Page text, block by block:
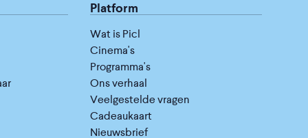
Platform
Wat is Picl
Cinema's
Programma's
Ons verhaal
Veelgestelde vragen
Cadeaukaart
Nieuwsbrief